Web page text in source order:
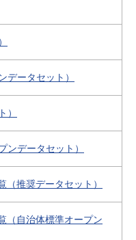
データセット）
）
ンデータセット）
推奨データセット）
（自治体標準オープン